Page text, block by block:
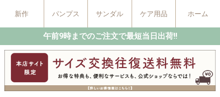
新作 パンプス サンダル ケア用品 ホーム
午前9時までのご注文で最短当日出荷!!